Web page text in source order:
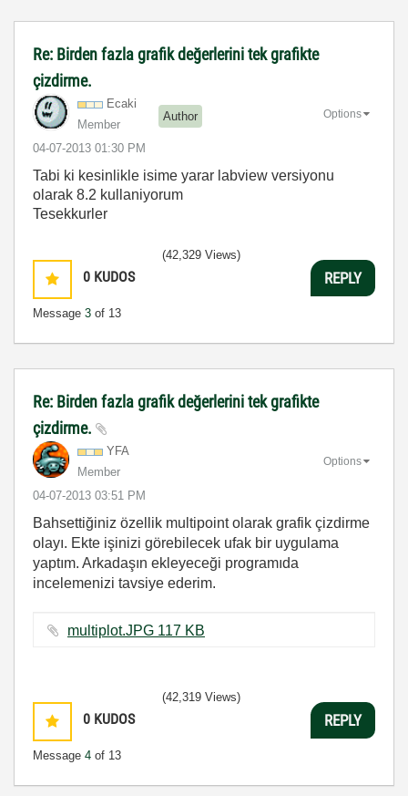
Re: Birden fazla grafik değerlerini tek grafikte
çizdirme.
Ecaki
Member
Author
‎04-07-2013 01:30 PM
Options
Tabi ki kesinlikle isime yarar labview versiyonu
olarak 8.2 kullaniyorum
Tesekkurler
0 KUDOS
Message 3 of 13
(42,329 Views)
REPLY
Re: Birden fazla grafik değerlerini tek grafikte
çizdirme.
YFA
Member
‎04-07-2013 03:51 PM
Options
Bahsettiğiniz özellik multipoint olarak grafik çizdirme
olayı. Ekte işinizi görebilecek ufak bir uygulama
yaptım. Arkadaşın ekleyeceği programıda
incelemenizi tavsiye ederim.
multiplot.JPG ‏117 KB
0 KUDOS
Message 4 of 13
(42,319 Views)
REPLY